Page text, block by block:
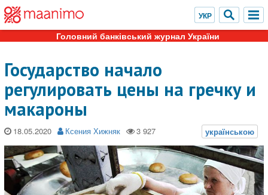
Головний банківський журнал України
Государство начало
регулировать цены на гречку и
макароны
18.05.2020 Ксения Хижняк